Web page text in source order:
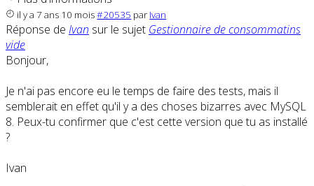
il y a 7 ans 10 mois#20535 par Ivan
Réponse de Ivan sur le sujet Gestionnaire de consommatins
vide
Bonjour,
Je n'ai pas encore eu le temps de faire des tests, mais il
semblerait en effet qu'il y a des choses bizarres avec MySQL
8. Peux-tu confirmer que c'est cette version que tu as installé
?
Ivan